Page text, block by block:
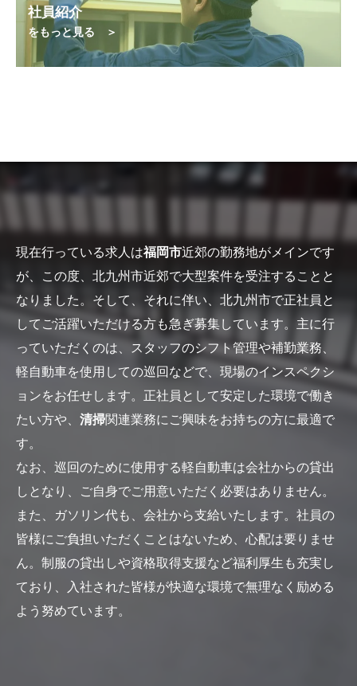
社員紹介
をもっと見る ＞
現在行っている求人は福岡市近郊の勤務地がメインです
が、この度、北九州市近郊で大型案件を受注することと
なりました。そして、それに伴い、北九州市で正社員と
してご活躍いただける方も急ぎ募集しています。主に行
っていただくのは、スタッフのシフト管理や補勤業務、
軽自動車を使用しての巡回などで、現場のインスペクシ
ョンをお任せします。正社員として安定した環境で働き
たい方や、 清掃関連業務にご興味をお持ちの方に最適で
す。
なお、巡回のために使用する軽自動車は会社からの貸出
しとなり、ご自身でご用意いただく必要はありません。
また、ガソリン代も、会社から支給いたします。社員の
皆様にご負担いただくことはないため、心配は要りませ
ん。制服の貸出しや資格取得支援など福利厚生も充実し
ており、入社された皆様が快適な環境で無理なく励める
よう努めています。